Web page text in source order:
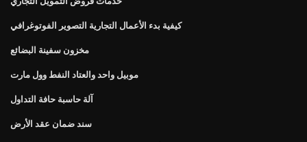
كيفية بدء الأعمال التجارية التصوير الفوتوغرافي
مخزون سفينة البضائع
موبيل واحد والعتاد النفط وول مارت
آلة حاسبة حافة التداول
سند ضمان عقد الأرض